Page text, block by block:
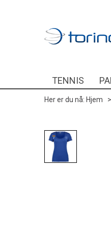
TENNIS
Her er du nå: Hjem >